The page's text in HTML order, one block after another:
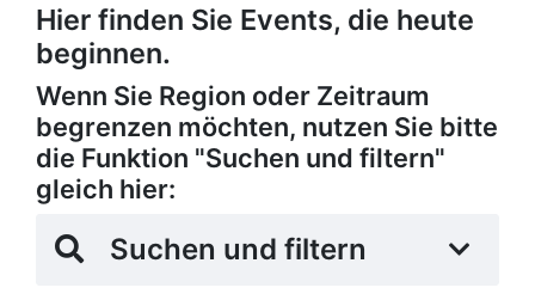
Hier finden Sie Events, die heute
beginnen.
Wenn Sie Region oder Zeitraum
begrenzen möchten, nutzen Sie bitte
die Funktion "Suchen und filtern"
gleich hier:
Suchen und filtern